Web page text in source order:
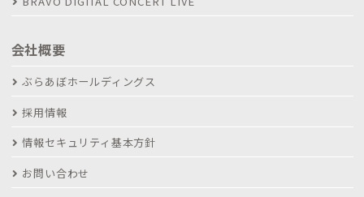
会社概要
ぶらあぼホールディングス
採用情報
情報セキュリティ基本方針
お問い合わせ